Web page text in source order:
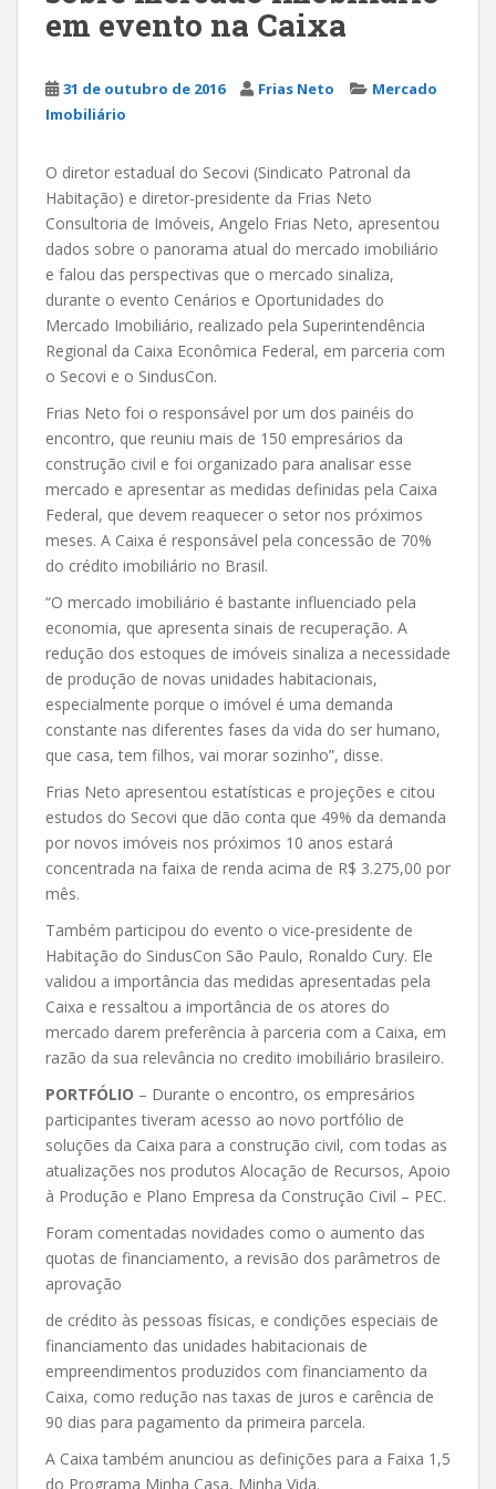
em evento na Caixa
31 de outubro de 2016 Frias Neto
Mercado
Imobiliário
O diretor estadual do Secovi (Sindicato Patronal da
Habitação) e diretor-presidente da Frias Neto
Consultoria de Imóveis, Angelo Frias Neto, apresentou
dados sobre o panorama atual do mercado imobiliário
e falou das perspectivas que o mercado sinaliza,
durante o evento Cenários e Oportunidades do
Mercado Imobiliário, realizado pela Superintendência
Regional da Caixa Econômica Federal, em parceria com
o Secovi e o SindusCon.
Frias Neto foi o responsável por um dos painéis do
encontro, que reuniu mais de 150 empresários da
construção civil e foi organizado para analisar esse
mercado e apresentar as medidas definidas pela Caixa
Federal, que devem reaquecer o setor nos próximos
meses. A Caixa é responsável pela concessão de 70%
do crédito imobiliário no Brasil.
“O mercado imobiliário é bastante influenciado pela
economia, que apresenta sinais de recuperação. A
redução dos estoques de imóveis sinaliza a necessidade
de produção de novas unidades habitacionais,
especialmente porque o imóvel é uma demanda
constante nas diferentes fases da vida do ser humano,
que casa, tem filhos, vai morar sozinho”, disse.
Frias Neto apresentou estatísticas e projeções e citou
estudos do Secovi que dão conta que 49% da demanda
por novos imóveis nos próximos 10 anos estará
concentrada na faixa de renda acima de R$ 3.275,00 por
mês.
Também participou do evento o vice-presidente de
Habitação do SindusCon São Paulo, Ronaldo Cury. Ele
validou a importância das medidas apresentadas pela
Caixa e ressaltou a importância de os atores do
mercado darem preferência à parceria com a Caixa, em
razão da sua relevância no credito imobiliário brasileiro.
PORTFÓLIO – Durante o encontro, os empresários
participantes tiveram acesso ao novo portfólio de
soluções da Caixa para a construção civil, com todas as
atualizações nos produtos Alocação de Recursos, Apoio
à Produção e Plano Empresa da Construção Civil – PEC.
Foram comentadas novidades como o aumento das
quotas de financiamento, a revisão dos parâmetros de
aprovação
de crédito às pessoas físicas, e condições especiais de
financiamento das unidades habitacionais de
empreendimentos produzidos com financiamento da
Caixa, como redução nas taxas de juros e carência de
90 dias para pagamento da primeira parcela.
A Caixa também anunciou as definições para a Faixa 1,5
do Programa Minha Casa, Minha Vida.